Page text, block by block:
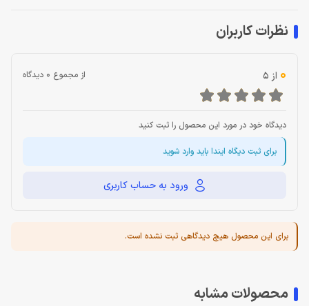
نظرات کاربران
0 از 5 از مجموع 0 دیدگاه
دیدگاه خود در مورد این محصول را ثبت کنید
برای ثبت دیگاه ایندا باید وارد شوید
ورود به حساب کاربری
برای این محصول هیچ دیدگاهی ثبت نشده است.
محصولات مشابه